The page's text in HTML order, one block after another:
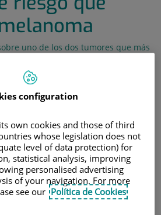
uno de los dos tumores que más
años
diferenciar entre
localizados, que tienen una
y supervivencia, a los
presentan un pronóstico
mayores problemas reside en
incluso años después de
quemaduras solares, por lo que
ya está muy avanzado. En
configuration
own cookies and those of third
whose legislation does not
level of data protection) for
statistical analysis, improving
personalised advertising
of your navigation. For more
see our Política de Cookies